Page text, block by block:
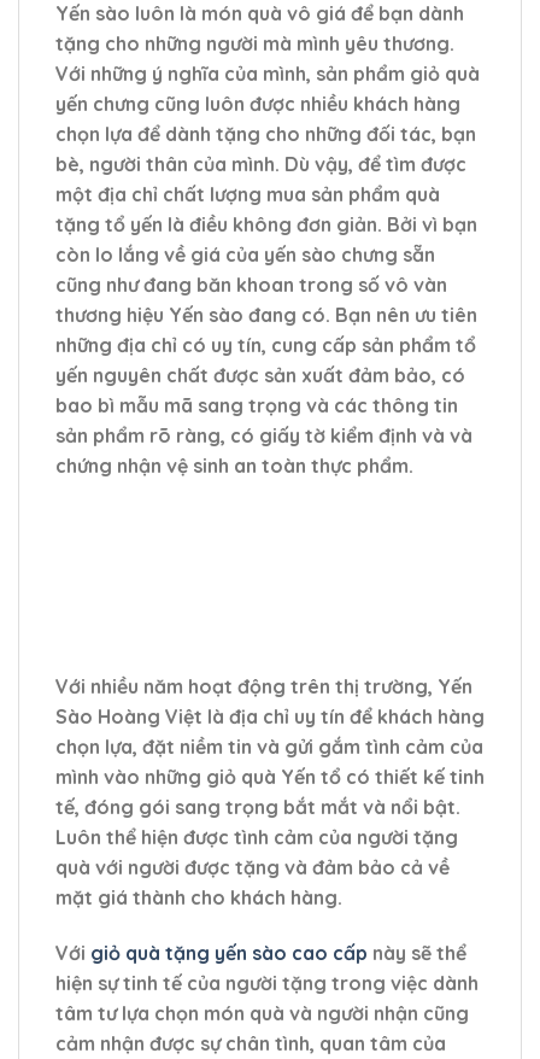
Yến sào luôn là món quà vô giá để bạn dành
tặng cho những người mà mình yêu thương.
Với những ý nghĩa của mình, sản phẩm giỏ quà
yến chưng cũng luôn được nhiều khách hàng
chọn lựa để dành tặng cho những đối tác, bạn
bè, người thân của mình. Dù vậy, để tìm được
một địa chỉ chất lượng mua sản phẩm quà
tặng tổ yến là điều không đơn giản. Bởi vì bạn
còn lo lắng về giá của yến sào chưng sẵn
cũng như đang băn khoan trong số vô vàn
thương hiệu Yến sào đang có. Bạn nên ưu tiên
những địa chỉ có uy tín, cung cấp sản phẩm tổ
yến nguyên chất được sản xuất đảm bảo, có
bao bì mẫu mã sang trọng và các thông tin
sản phẩm rõ ràng, có giấy tờ kiểm định và và
chứng nhận vệ sinh an toàn thực phẩm.
Với nhiều năm hoạt động trên thị trường, Yến
Sào Hoàng Việt là địa chỉ uy tín để khách hàng
chọn lựa, đặt niềm tin và gửi gắm tình cảm của
mình vào những giỏ quà Yến tổ có thiết kế tinh
tế, đóng gói sang trọng bắt mắt và nổi bật.
Luôn thể hiện được tình cảm của người tặng
quà với người được tặng và đảm bảo cả về
mặt giá thành cho khách hàng.
Với giỏ quà tặng yến sào cao cấp này sẽ thể
hiện sự tinh tế của người tặng trong việc dành
tâm tư lựa chọn món quà và người nhận cũng
cảm nhận được sự chân tình, quan tâm của